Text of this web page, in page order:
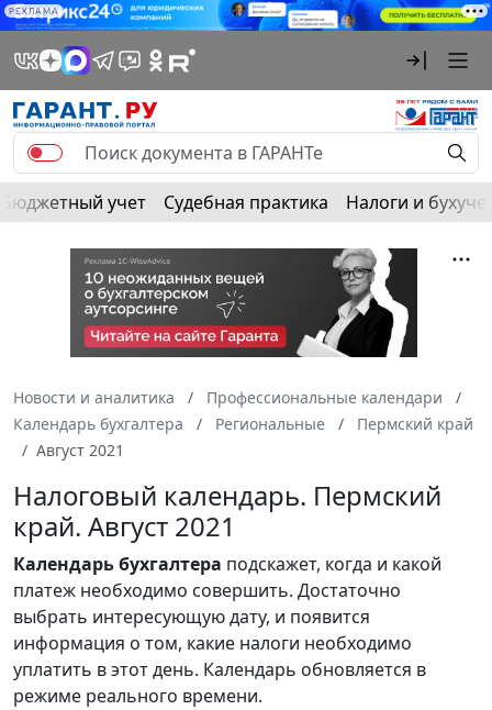
РЕКЛАМА
Бюджетный учет Судебная практика Налоги и
Новости и аналитика
Профессиональные календари
Календарь бухгалтера
Региональные
Пермский край
Август 2021
Налоговый календарь. Пермский
край. Август 2021
Календарьбухгалтера подскажет, когда и какой
платеж необходимо совершить. Достаточно
выбрать интересующую дату, и появится
информация о том, какие налоги необходимо
уплатить в этот день. Календарь обновляется в
режиме реального времени.